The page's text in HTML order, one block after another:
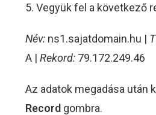
5. Vegyük fel a következő
Név: ns1.sajatdomain.hu |
A |Rekord: 79.172.249.46
Az adatok megadása után
Record gombra.